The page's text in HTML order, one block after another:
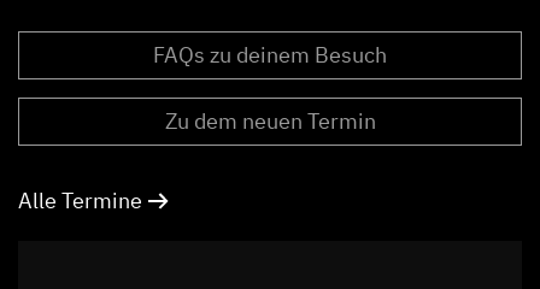
FAQs zu deinem Besuch
Zu dem neuen Termin
Alle Termine